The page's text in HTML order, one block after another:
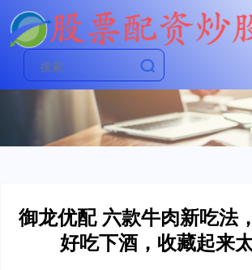
御龙优配 六款牛肉新吃法
好吃下酒，收藏起来